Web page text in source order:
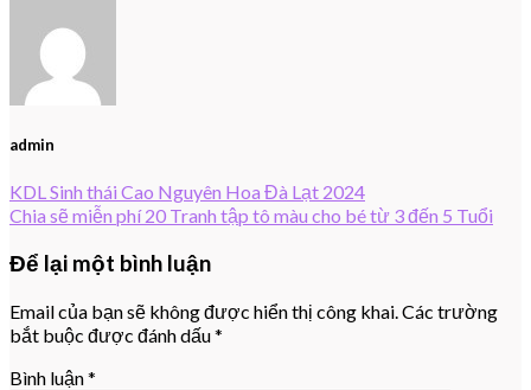
admin
KDL Sinh thái Cao Nguyên Hoa Đà Lạt 2024
Chia sẽ miễn phí 20 Tranh tập tô màu cho bé từ 3 đến 5 Tuổi
Để lại một bình luận
Email của bạn sẽ không được hiển thị công khai. Các trường
bắt buộc được đánh dấu*
Bình luận*